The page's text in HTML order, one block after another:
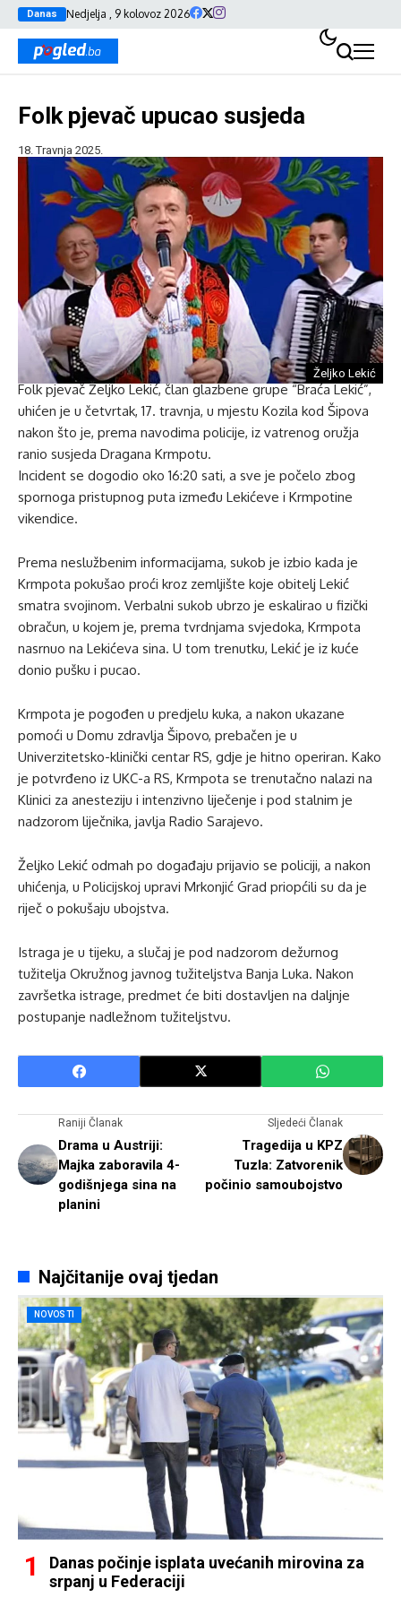
Danas Nedjelja , 9 kolovoz 2026
Folk pjevač upucao susjeda
18. Travnja 2025.
Željko Lekić
Folk pjevač Željko Lekić, član glazbene grupe “Braća Lekić”,
uhićen je u četvrtak, 17. travnja, u mjestu Kozila kod Šipova
nakon što je, prema navodima policije, iz vatrenog oružja
ranio susjeda Dragana Krmpotu.
Incident se dogodio oko 16:20 sati, a sve je počelo zbog
spornoga pristupnog puta između Lekićeve i Krmpotine
vikendice.
Prema neslužbenim informacijama, sukob je izbio kada je
Krmpota pokušao proći kroz zemljište koje obitelj Lekić
smatra svojinom. Verbalni sukob ubrzo je eskalirao u fizički
obračun, u kojem je, prema tvrdnjama svjedoka, Krmpota
nasrnuo na Lekićeva sina. U tom trenutku, Lekić je iz kuće
donio pušku i pucao.
Krmpota je pogođen u predjelu kuka, a nakon ukazane
pomoći u Domu zdravlja Šipovo, prebačen je u
Univerzitetsko-klinički centar RS, gdje je hitno operiran. Kako
je potvrđeno iz UKC-a RS, Krmpota se trenutačno nalazi na
Klinici za anesteziju i intenzivno liječenje i pod stalnim je
nadzorom liječnika, javlja Radio Sarajevo.
Željko Lekić odmah po događaju prijavio se policiji, a nakon
uhićenja, u Policijskoj upravi Mrkonjić Grad priopćili su da je
riječ o pokušaju ubojstva.
Istraga je u tijeku, a slučaj je pod nadzorom dežurnog
tužitelja Okružnog javnog tužiteljstva Banja Luka. Nakon
završetka istrage, predmet će biti dostavljen na daljnje
postupanje nadležnom tužiteljstvu.
Raniji Članak
Drama u Austriji:
Majka zaboravila 4-
godišnjega sina na
planini
Sljedeći Članak
Tragedija u KPZ
Tuzla: Zatvorenik
počinio samoubojstvo
Najčitanije ovaj tjedan
NOVOSTI
Danas počinje isplata uvećanih mirovina za
srpanj u Federaciji